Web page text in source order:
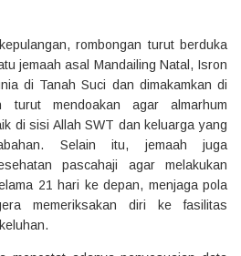
rombongan turut berduka
jemaah asal Mandailing Natal, Isron
di Tanah Suci dan dimakamkan di
turut mendoakan agar almarhum
di sisi Allah SWT dan keluarga yang
Selain itu, jemaah juga
pascahaji agar melakukan
21 hari ke depan, menjaga pola
memeriksakan diri ke fasilitas